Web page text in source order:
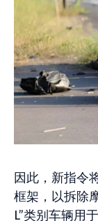
因此，新指令
框架，以拆除
L”类别车辆用